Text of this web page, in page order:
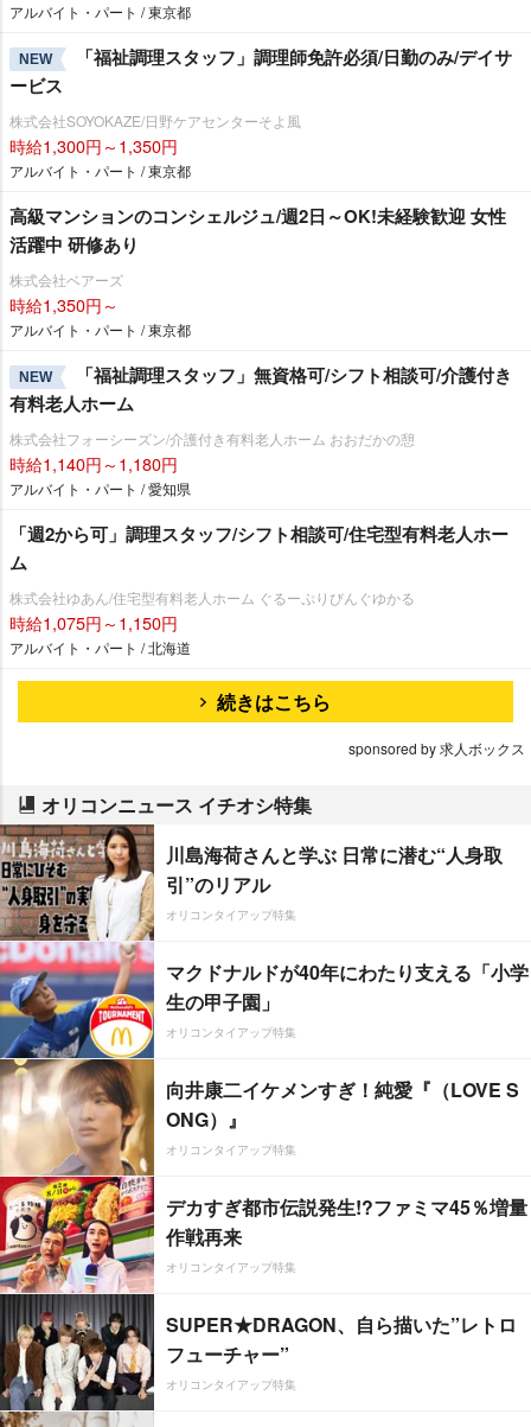
アルバイト・パート / 東京都
NEW
「福祉調理スタッフ」調理師免許必須/日勤のみ/デイサ
ービス
株式会社SOYOKAZE/日野ケアセンターそよ風
時給1,300円～1,350円
アルバイト・パート / 東京都
高級マンションのコンシェルジュ/週2日～OK!未経験歓迎 女性
活躍中 研修あり
株式会社ベアーズ
時給1,350円～
アルバイト・パート / 東京都
NEW
「福祉調理スタッフ」無資格可/シフト相談可/介護付き
有料老人ホーム
株式会社フォーシーズン/介護付き有料老人ホーム おおだかの憩
時給1,140円～1,180円
アルバイト・パート / 愛知県
「週2から可」調理スタッフ/シフト相談可/住宅型有料老人ホー
ム
株式会社ゆあん/住宅型有料老人ホーム ぐるーぷりびんぐゆかる
時給1,075円～1,150円
アルバイト・パート / 北海道
続きはこちら
sponsored by 求人ボックス
オリコンニュース イチオシ特集
川島海荷さんと学ぶ 日常に潜む“人身取
引”のリアル
オリコンタイアップ特集
マクドナルドが40年にわたり支える「小学
生の甲子園」
オリコンタイアップ特集
向井康二イケメンすぎ！純愛『（LOVE S
ONG）』
オリコンタイアップ特集
デカすぎ都市伝説発生!?ファミマ45％増量
作戦再来
オリコンタイアップ特集
SUPER★DRAGON、自ら描いた”レトロ
フューチャー”
オリコンタイアップ特集